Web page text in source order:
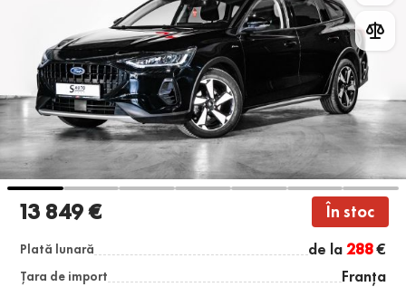
13 849 € În stoc
Plată lunară de la288€
Țara de import Franța